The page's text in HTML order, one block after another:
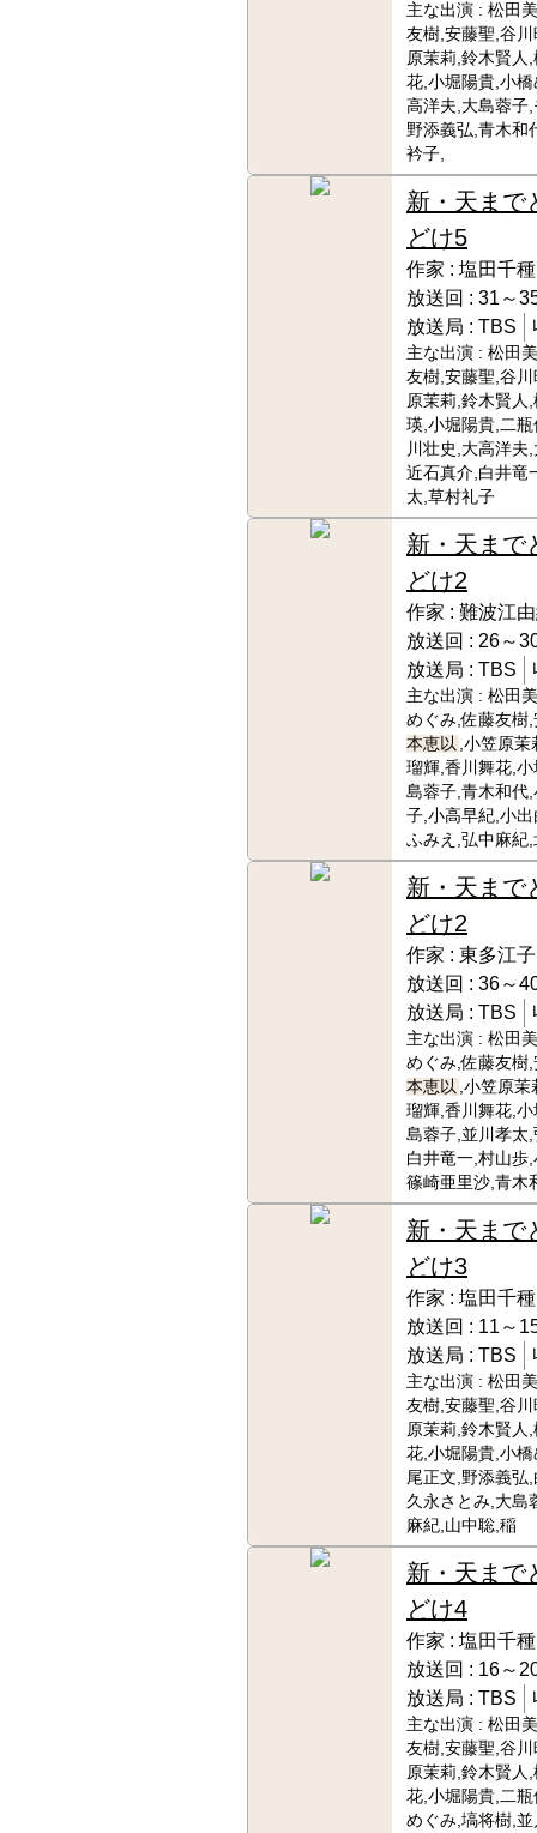
主な出演 : 松田
友樹,安藤聖,谷川
原茉莉,鈴木賢人
花,小堀陽貴,小
高洋夫,大島蓉子
野添義弘,青木和
衿子,
新・天まで
どけ5
作家 : 塩田千種
放送回 : 31～
放送局 : TBS
主な出演 : 松田
友樹,安藤聖,谷川
原茉莉,鈴木賢人
瑛,小堀陽貴,二
川壮史,大高洋夫
近石真介,白井竜
太,草村礼子
新・天まで
どけ2
作家 : 難波江
放送回 : 26～
放送局 : TBS
主な出演 : 松田
めぐみ,佐藤友樹
本恵以 ,小笠原
瑠輝,香川舞花,
島蓉子,青木和代
子,小高早紀,小
ふみえ,弘中麻紀
新・天まで
どけ2
作家 : 東多江子
放送回 : 36～
放送局 : TBS
主な出演 : 松田
めぐみ,佐藤友樹
本恵以 ,小笠原
瑠輝,香川舞花,
島蓉子,並川孝太
白井竜一,村山歩
篠崎亜里沙,青木
新・天まで
どけ3
作家 : 塩田千種
放送回 : 11～
放送局 : TBS
主な出演 : 松田
友樹,安藤聖,谷川
原茉莉,鈴木賢人
花,小堀陽貴,小
尾正文,野添義弘
久永さとみ,大島
麻紀,山中聡,稲
新・天まで
どけ4
作家 : 塩田千種
放送回 : 16～
放送局 : TBS
主な出演 : 松田
友樹,安藤聖,谷川
原茉莉,鈴木賢人
花,小堀陽貴,二
めぐみ,塙将樹,